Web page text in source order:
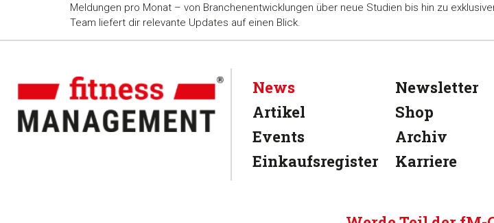
Meldungen pro Monat – von Branchenentwicklungen über neue Studien bis hin zu
Team liefert dir relevante Updates auf einen Blick.
News
Artikel
Events
Einkaufsregister
Newsletter
Shop
Archiv
Karriere